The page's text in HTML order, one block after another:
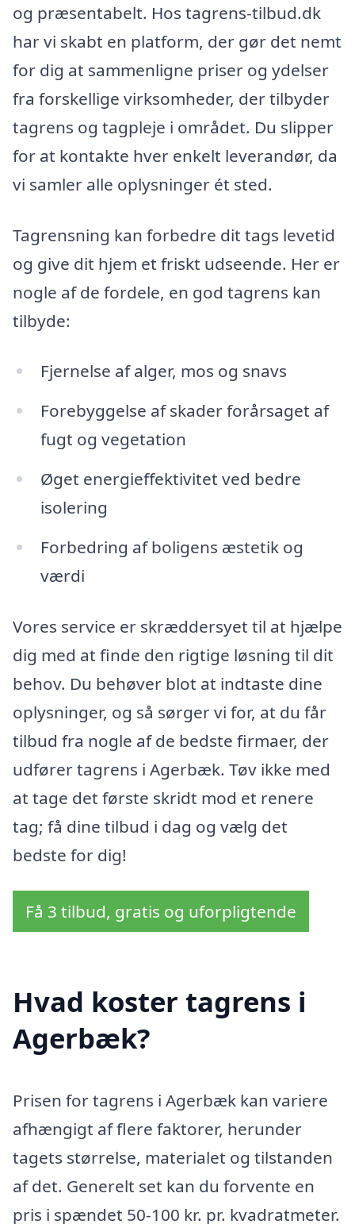
og præsentabelt. Hos tagrens-tilbud.dk
har vi skabt en platform, der gør det nemt
for dig at sammenligne priser og ydelser
fra forskellige virksomheder, der tilbyder
tagrens og tagpleje i området. Du slipper
for at kontakte hver enkelt leverandør, da
vi samler alle oplysninger ét sted.
Tagrensning kan forbedre dit tags levetid
og give dit hjem et friskt udseende. Her er
nogle af de fordele, en god tagrens kan
tilbyde:
Fjernelse af alger, mos og snavs
Forebyggelse af skader forårsaget af
fugt og vegetation
Øget energieffektivitet ved bedre
isolering
Forbedring af boligens æstetik og
værdi
Vores service er skræddersyet til at hjælpe
dig med at finde den rigtige løsning til dit
behov. Du behøver blot at indtaste dine
oplysninger, og så sørger vi for, at du får
tilbud fra nogle af de bedste firmaer, der
udfører tagrens i Agerbæk. Tøv ikke med
at tage det første skridt mod et renere
tag; få dine tilbud i dag og vælg det
bedste for dig!
Få 3 tilbud, gratis og uforpligtende
Hvad koster tagrens i
Agerbæk?
Prisen for tagrens i Agerbæk kan variere
afhængigt af flere faktorer, herunder
tagets størrelse, materialet og tilstanden
af det. Generelt set kan du forvente en
pris i spændet 50-100 kr. pr. kvadratmeter.